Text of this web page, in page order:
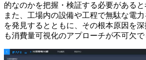
的なのかを把握・検証する必要があると
また、工場内の設備や工程で無駄な電
を発見するとともに、その根本原因を
も消費量可視化のアプローチが不可欠